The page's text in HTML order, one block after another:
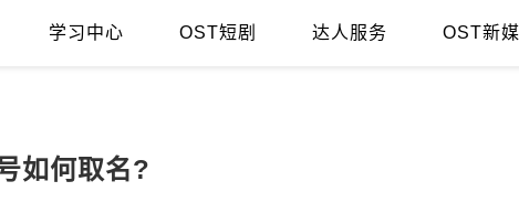
学习中心 OST短剧 达人服务 OST新
如何取名?